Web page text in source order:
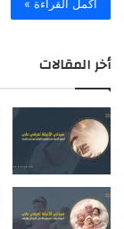
أكمل القراءة »
أخر المقالات